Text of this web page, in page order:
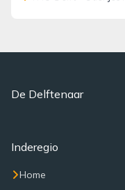
De Delftenaar
Inderegio
Home